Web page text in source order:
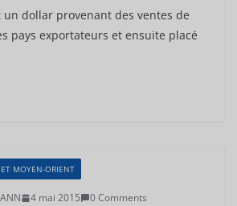
dollar provenant des ventes de
pays exportateurs et ensuite placé
ET MOYEN-ORIENT
4 mai 2015 0 Comments